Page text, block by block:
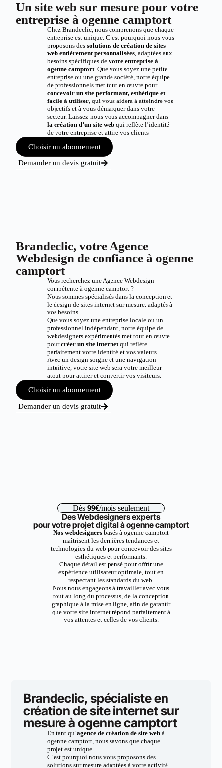
Un site web sur mesure pour votre
entreprise à ogenne camptort
Chez Brandeclic, nous comprenons que chaque
entreprise est unique. C’est pourquoi nous vous
proposons des solutions de création de sites
web entièrement personnalisées, adaptées aux
besoins spécifiques de votre entreprise à
ogenne camptort. Que vous soyez une petite
entreprise ou une grande société, notre équipe
de professionnels met tout en œuvre pour
concevoir un site performant, esthétique et
facile à utiliser, qui vous aidera à atteindre vos
objectifs et à vous démarquer dans votre
secteur. Laissez-nous vous accompagner dans
la création d’un site webqui reflète l’identité
de votre entreprise et attire vos clients
Choisir un abonnement
Demander un devis gratuit
Brandeclic, votre Agence
Webdesign de confiance à ogenne
camptort
Vous recherchez une Agence Webdesign
compétente à ogenne camptort ?
Nous sommes spécialisés dans la conception et
le design de sites internet sur mesure, adaptés à
vos besoins.
Que vous soyez une entreprise locale ou un
professionnel indépendant, notre équipe de
webdesigners expérimentés met tout en œuvre
pourcréer un site internetqui reflète
parfaitement votre identité et vos valeurs.
Avec un design soigné et une navigation
intuitive, votre site web sera votre meilleur
atout pour attirer et convertir vos visiteurs.
Choisir un abonnement
Demander un devis gratuit
Dès 99€/mois seulement
Des Webdesigners experts
pour votre projet digital à ogenne camptort
Nos webdesigners basés à ogenne camptort
maîtrisent les dernières tendances et
technologies du web pour concevoir des sites
esthétiques et performants.
Chaque détail est pensé pour offrir une
expérience utilisateur optimale, tout en
respectant les standards du web.
Nous nous engageons à travailler avec vous
tout au long du processus, de la conception
graphique à la mise en ligne, afin de garantir
que votre site internet répond parfaitement à
vos attentes et celles de vos clients.
Brandeclic, spécialiste en
création de site internet sur
mesure à ogenne camptort
En tant qu’agence de création de site webà
ogenne camptort, nous savons que chaque
projet est unique.
C’est pourquoi nous vous proposons des
solutions sur mesure adaptées à votre activité.